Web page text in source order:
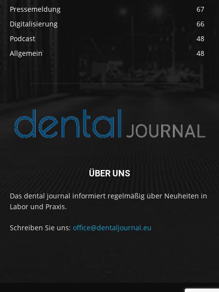
Pressemeldung
67
Digitalisierung
66
Podcast
48
Allgemein
48
ÜBER UNS
Das dental journal informiert regelmäßig über Neuheiten in
Labor und Praxis.
Schreiben Sie uns: office@dentaljournal.eu